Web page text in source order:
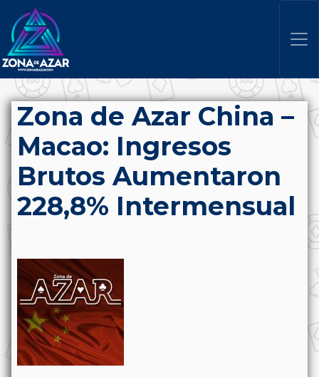
Zona de Azar China –
Macao: Ingresos
Brutos Aumentaron
228,8% Intermensual